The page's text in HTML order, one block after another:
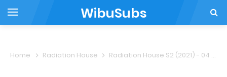
WibuSubs
Home Radiation House Radiation House S2 (2021) - 04 & 05 Subtitle Indonesia